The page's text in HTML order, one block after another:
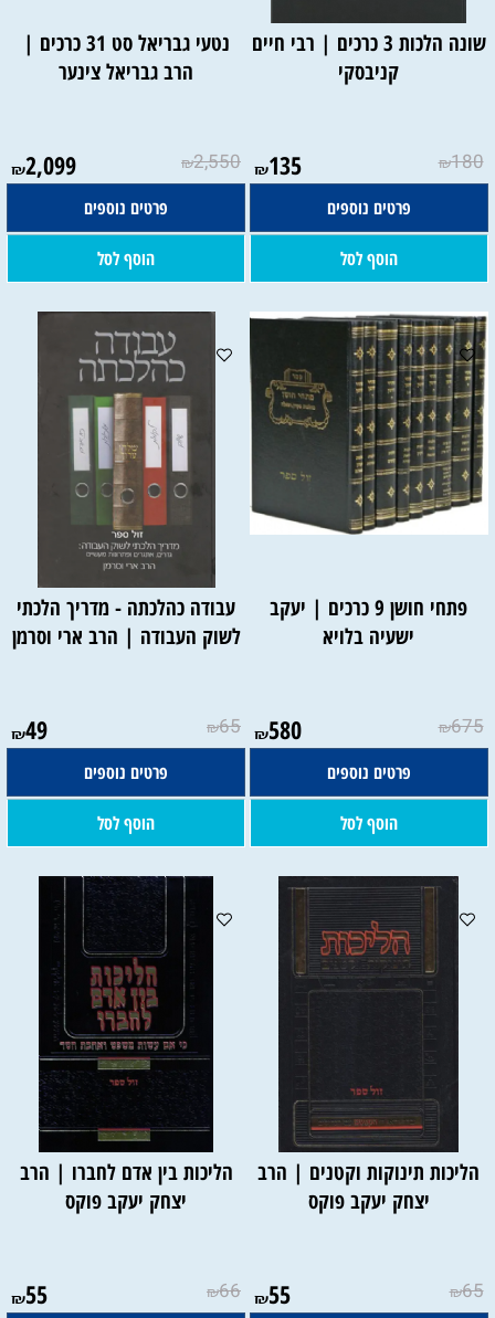
שונה הלכות 3 כרכים | רבי חיים
קניבסקי
₪180
₪135
פרטים נוספים
הוסף לסל
נטעי גבריאל סט 31 כרכים |
הרב גבריאל צינער
₪2,550
₪2,099
פרטים נוספים
הוסף לסל
פתחי חושן 9 כרכים | יעקב
ישעיה בלויא
₪675
₪580
פרטים נוספים
הוסף לסל
עבודה כהלכתה - מדריך הלכתי
לשוק העבודה | הרב ארי וסרמן
₪65
₪49
פרטים נוספים
הוסף לסל
הליכות תינוקות וקטנים | הרב
יצחק יעקב פוקס
₪65
₪55
הליכות בין אדם לחברו | הרב
יצחק יעקב פוקס
₪66
₪55